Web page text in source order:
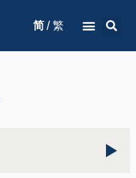
简 / 繁